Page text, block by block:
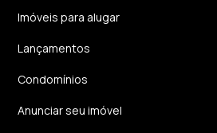
Imóveis para alugar
Lançamentos
Condomínios
Anunciar seu imóvel